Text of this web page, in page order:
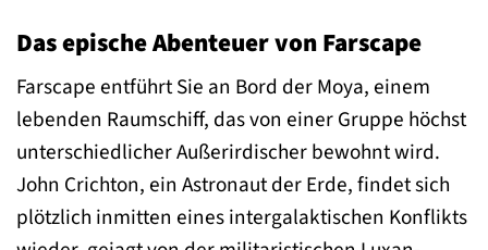
Das epische Abenteuer von Farscape
Farscape entführt Sie an Bord der Moya, einem
lebenden Raumschiff, das von einer Gruppe höchst
unterschiedlicher Außerirdischer bewohnt wird.
John Crichton, ein Astronaut der Erde, findet sich
plötzlich inmitten eines intergalaktischen Konflikts